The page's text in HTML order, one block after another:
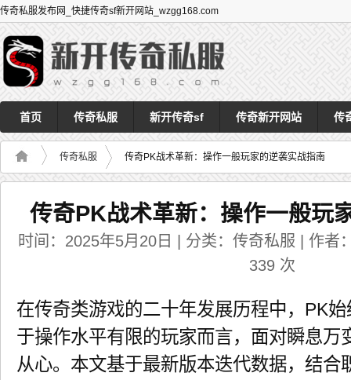
传奇私服发布网_快捷传奇sf新开网站_wzgg168.com
首页 传奇私服 新开传奇sf 传奇新开网站 传
传奇私服 传奇PK战术革新：操作一般玩家的逆袭实战指南
传奇PK战术革新：操作一般玩
时间：2025年5月20日 | 分类：传奇私服 | 作者
339 次
在传奇类游戏的二十年发展历程中，PK
于操作水平有限的玩家而言，面对瞬息万
从心。本文基于最新版本迭代数据，结合